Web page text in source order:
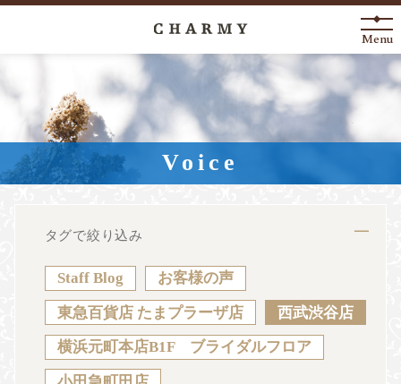
New Arrival
About
Engagement Ring
Anniversary
News Blog
Menu
Voice
タグで絞り込み
Staff Blog お客様の声
東急百貨店 たまプラーザ店 西武渋谷店
横浜元町本店B1F ブライダルフロア